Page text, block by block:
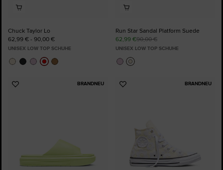
Chuck Taylor Lo
62,99 € - 90,00 €
UNISEX LOW TOP SCHUHE
Run Star Sandal Platform Suede
62,99 €90,00 €
UNISEX LOW TOP SCHUHE
BRANDNEU
Zu
BRANDNEU
Zu